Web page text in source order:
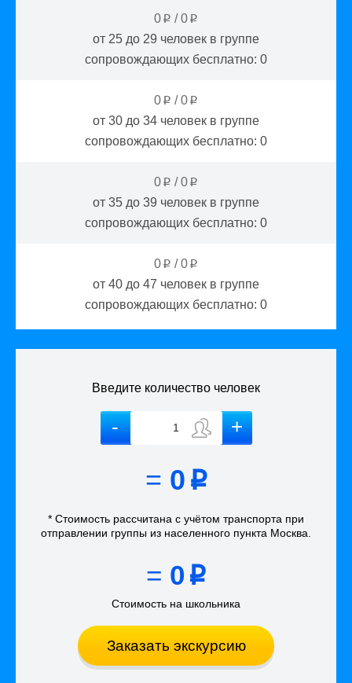
0 p /0 p
от 25 до 29 человек в группе
сопровождающих бесплатно: 0
0 p /0 p
от 30 до 34 человек в группе
сопровождающих бесплатно: 0
0 p /0 p
от 35 до 39 человек в группе
сопровождающих бесплатно: 0
0 p /0 p
от 40 до 47 человек в группе
сопровождающих бесплатно: 0
Введите количество человек
= 0 p
* Стоимость рассчитана с учётом транспорта при
отправлении группы из населенного пункта Москва
= 0 p
Стоимость на школьника
Заказать экскурсию